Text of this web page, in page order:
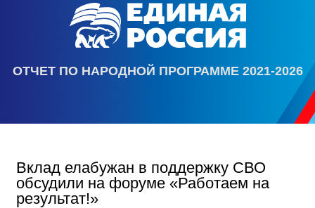
ОТЧЕТ ПО НАРОДНОЙ ПРОГРАММЕ 2021-2026
Вклад елабужан в поддержку СВО
обсудили на форуме «Работаем на
результат!»